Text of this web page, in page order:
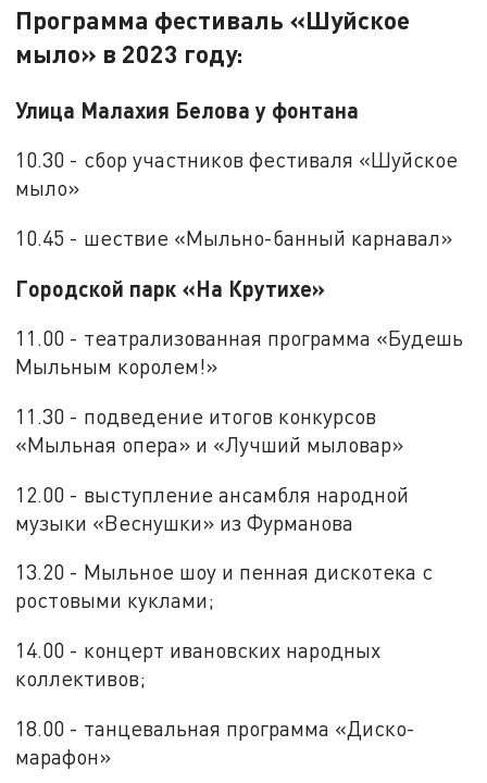
Программа фестиваль «Шуйское
мыло» в 2023 году:
Улица Малахия Белова у фонтана
10.30 - сбор участников фестиваля «Шуйское
мыло»
10.45 - шествие «Мыльно-банный карнавал»
Городской парк «На Крутихе»
11.00 - театрализованная программа «Будешь
Мыльным королем!»
11.30 - подведение итогов конкурсов
«Мыльная опера» и «Лучший мыловар»
12.00 - выступление ансамбля народной
музыки «Веснушки» из Фурманова
13.20 - Мыльное шоу и пенная дискотека с
ростовыми куклами;
14.00 - концерт ивановских народных
коллективов;
18.00 - танцевальная программа «Диско-
марафон»